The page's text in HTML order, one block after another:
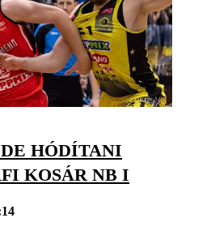
HÓDÍTANI
KOSÁR NB I